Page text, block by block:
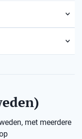
met meerdere